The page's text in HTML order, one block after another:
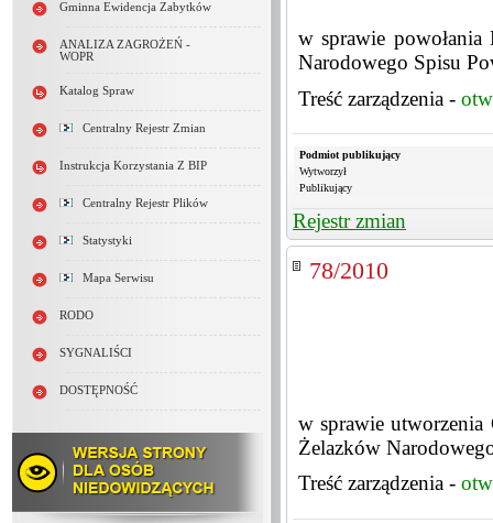
Gminna Ewidencja Zabytków
ANALIZA ZAGROŻEŃ -
WOPR
Katalog Spraw
Centralny Rejestr Zmian
Instrukcja Korzystania Z BIP
Centralny Rejestr Plików
Statystyki
Mapa Serwisu
RODO
SYGNALIŚCI
DOSTĘPNOŚĆ
w sprawie
Narodowego Spisu
Treść zarządzenia -
Podmiot publikujący
Wytworzył
Publikujący
Rejestr zmian
78/2010
w sprawie utworzenia
Żelazków
Treść zarządzenia -